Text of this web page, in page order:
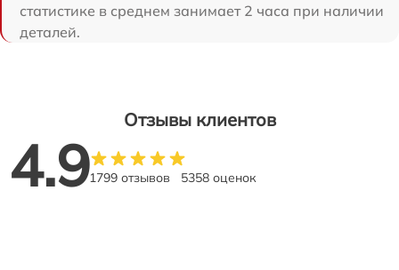
статистике в среднем занимает 2 часа при наличии
деталей.
Отзывы клиентов
4.91799 отзывов 5358 оценок